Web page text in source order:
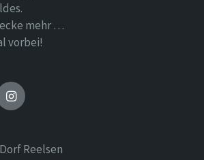
mehr …
vorbei!
Instagram
Reelsen